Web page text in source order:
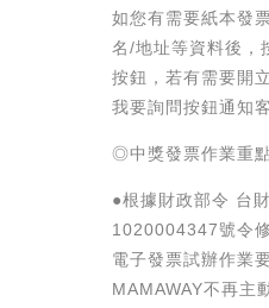
如您有需要紙本發
名/地址等資料後，
按鈕，若有需要開
我要詢問按鈕通知
◎中獎發票作業重
●根據財政部令 台
1020004347號令
電子發票試辦作業
MAMAWAY不再主